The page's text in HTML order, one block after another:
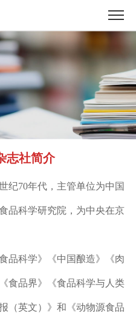
志社简介
纪70年代，主管单位为中国
品科学研究院，为中央在京
品科学》《中国酿造》《肉
食品界》《食品科学与人类
（英文）》和《动物源食品